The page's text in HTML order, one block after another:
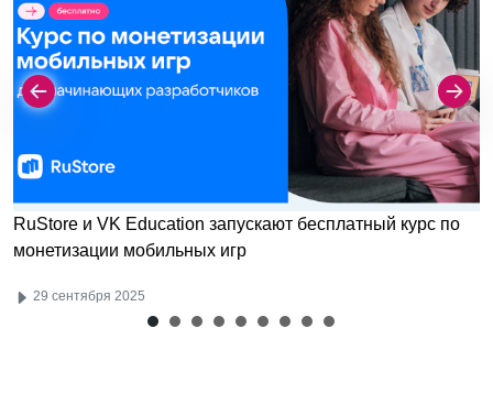
RuStore и VK Education запускают бесплатный курс по
монетизации мобильных игр
29 сентября 2025